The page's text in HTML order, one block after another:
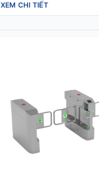
XEM CHI TIẾT